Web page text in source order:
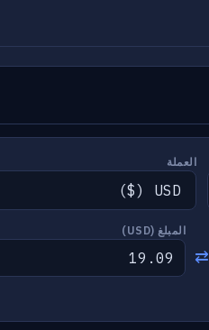
العملة
⇄
المبلغ (USD
)